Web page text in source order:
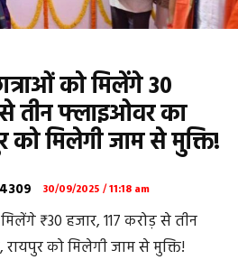
को मिलेंगे ₹30
तीन फ्लाइओवर का
को मिलेगी जाम से मुक्ति!
30/09/2025 / 11:18 am
₹30 हजार, 117 करोड़ से तीन
को मिलेगी जाम से मुक्ति!